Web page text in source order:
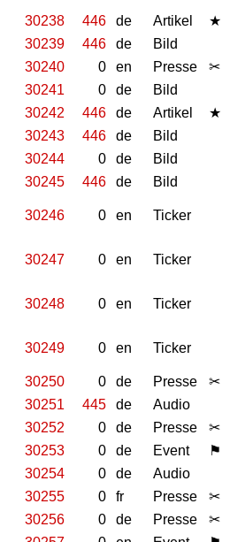
30238
446 de Artikel ★
30239
446 de Bild
30240
0 en Presse ✂
30241
0 de Bild
30242
446 de Artikel ★
30243
446 de Bild
30244
0 de Bild
30245
446 de Bild
30246 0 en Ticker
30247 0 en Ticker
30248 0 en Ticker
30249 0 en Ticker
30250
0 de Presse ✂
30251
445 de Audio
30252
0 de Presse ✂
30253
0 de Event ⚑
30254
0 de Audio
30255
0 fr Presse ✂
30256
0 de Presse ✂